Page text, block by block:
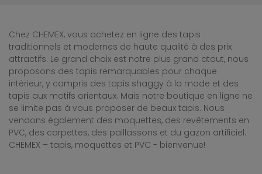
Chez CHEMEX, vous achetez en ligne des tapis
traditionnels et modernes de haute qualité à des prix
attractifs. Le grand choix est notre plus grand atout, nous
proposons des tapis remarquables pour chaque
intérieur, y compris des tapis shaggy à la mode et des
tapis aux motifs orientaux. Mais notre boutique en ligne ne
se limite pas à vous proposer de beaux tapis. Nous
vendons également des moquettes, des revêtements en
PVC, des carpettes, des paillassons et du gazon artificiel.
CHEMEX – tapis, moquettes et PVC - bienvenue!